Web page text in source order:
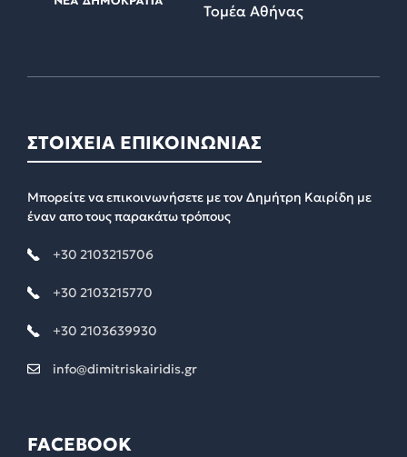
Τομέα Αθήνας
ΣΤΟΙΧΕΙΑ ΕΠΙΚΟΙΝΩΝΙΑΣ
Μπορείτε να επικοινωνήσετε με τον Δημήτρη Καιρίδη με
έναν απο τους παρακάτω τρόπους
+30 2103215706
+30 2103215770
+30 2103639930
info@dimitriskairidis.gr
FACEBOOK